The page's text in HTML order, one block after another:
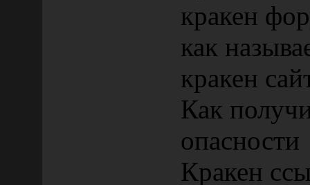
кракен
как
кракен
Как
опасности
Кракен